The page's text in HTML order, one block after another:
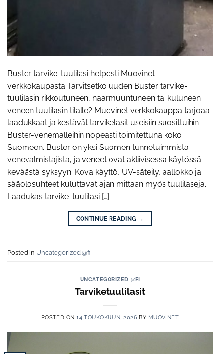
Buster tarvike-tuulilasi helposti Muovinet-
verkkokaupasta Tarvitsetko uuden Buster tarvike-
tuulilasin rikkoutuneen, naarmuuntuneen tai kuluneen
veneen tuulilasin tilalle? Muovinet verkkokauppa tarjoaa
laadukkaat ja kestävät tarvikelasit useisiin suosittuihin
Buster-venemalleihin nopeasti toimitettuna koko
Suomeen. Buster on yksi Suomen tunnetuimmista
venevalmistajista, ja veneet ovat aktiivisessa käytössä
keväästä syksyyn. Kova käyttö, UV-säteily, aallokko ja
sääolosuhteet kuluttavat ajan mittaan myös tuulilaseja.
Laadukas tarvike-tuulilasi […]
CONTINUE READING →
Posted in Uncategorized @fi
UNCATEGORIZED @FI
Tarviketuulilasit
POSTED ON14 TOUKOKUUN, 2026 BY MUOVINET